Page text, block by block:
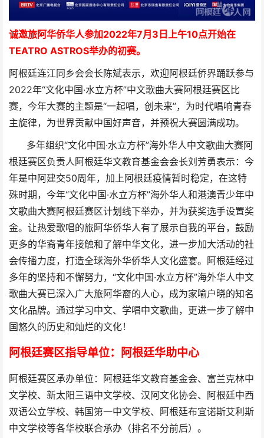
诚邀旅阿华侨华人参加2022年7月3日上午10点开始在
TEATRO ASTROS举办的初赛。
阿根廷连江同乡会会长陈斌表示，欢迎阿根廷侨界踊跃参与
2022年“文化中国·水立方杯”中文歌曲大赛阿根廷赛区比
赛，今年大赛的主题是“一起唱，创未来”，为时代唱响青春
主旋律，为世界贡献中国好声音，并预祝大赛圆满成功。
多年组织“文化中国·水立方杯”海外华人中文歌曲大赛阿
根廷赛区负责人阿根廷华文教育基金会会长刘芳勇表示：今
年是中阿建交50周年，加上阿根廷疫情暂时稳定，在这特
殊时期，今年“文化中国·水立方杯”海外华人和港澳青少年中
文歌曲大赛阿根廷赛区计划线下举办，并为获奖选手设置奖
金。让热爱歌唱的旅阿华侨华人有了展示自我的平台，鼓励
更多的华裔青年接触和了解中华文化，进一步加大活动的社
会传播力度，打造全球海外华侨华人文化盛宴。阿根廷经过
多年的坚持和不懈努力，“文化中国·水立方杯”海外华人中文
歌曲大赛已深入广大旅阿华裔的人心，成为家喻户晓的知名
文化品牌。通过学习中文、学唱中文歌曲，更进一步了解中
国悠久的历史和灿烂的文化！
阿根廷赛区指导单位：阿根廷华助中心
阿根廷赛区承办单位：阿根廷华文教育基金会、富兰克林中
文学校、新太阳三语中文学校、汉阿文化协会、阿根廷中西
双语公立学校、韩国第一中文学校、阿根廷布宜诺斯艾利斯
中文学校等各华校联合承办（排名不分前后）。